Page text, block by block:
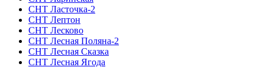
СНТ Ласточка-2
СНТ Лептон
СНТ Лесково
СНТ Лесная Поляна-2
СНТ Лесная Сказка
СНТ Лесная Ягода